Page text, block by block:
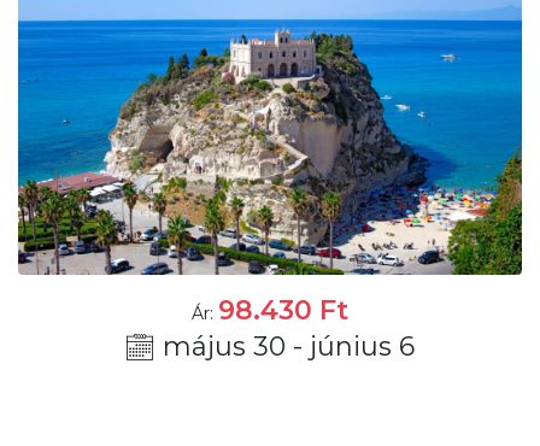
Ár: 98.430 Ft
május 30 - június 6